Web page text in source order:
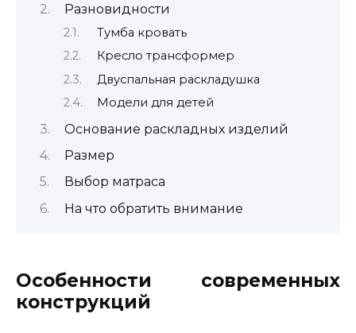
Разновидности
Тумба кровать
Кресло трансформер
Двуспальная раскладушка
Модели для детей
Основание раскладных изделий
Размер
Выбор матраса
На что обратить внимание
Особенности современных
конструкций